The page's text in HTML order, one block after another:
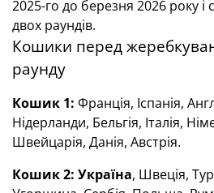
2025-го до березня 2026 року і
двох раундів.
Кошики перед
раунду
Кошик 1: Франція, Іспанія,
Нідерланди, Бельгія, Італія,
Швейцарія, Данія, Австрія.
Кошик 2: Україна, Швеція,